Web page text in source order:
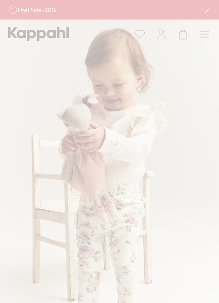
Final Sale -30%
działu outlet do 10.8 w sklepach Kappahl i Newbie oraz na kappahl.com. Ofert
nie łączymy
Mężczyzna